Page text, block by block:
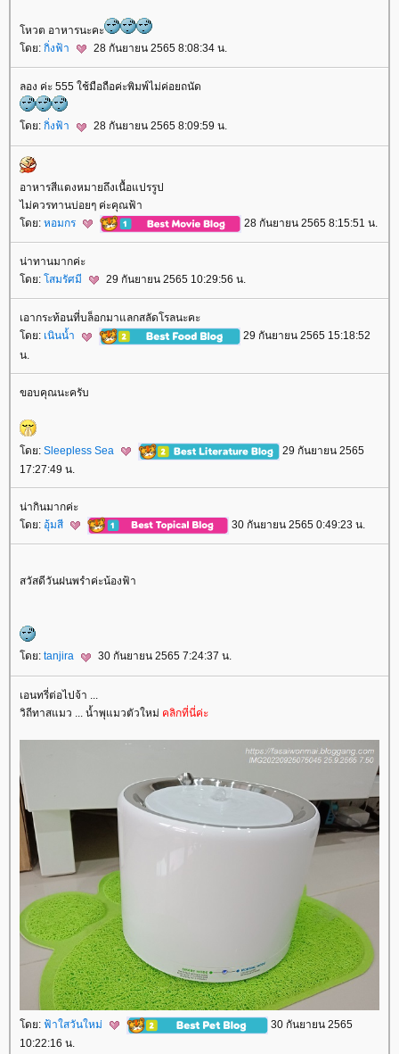
หวต อาหารนะคะ
ดย: กิ่งฟ้า 28 กันยายน 2565 8:08:34 น.
ลอง ค่ะ 555 ใช้มือถือค่ะพิมพ์ไม่ค่อยถนัด
ดย: กิ่งฟ้า 28 กันยายน 2565 8:09:59 น.
อาหารสีแดงหมายถึงเนื้อแปรรูป
ไม่ควรทานบ่อยๆ ค่ะคุณฟ้า
ดย: หอมกร 28 กันยายน 2565 8:15:51 น.
น่าทานมากค่ะ
ดย: สมรัศมี 29 กันยายน 2565 10:29:56 น.
เอากระท้อนที่บล็อกมาแลกสลัดโรลนะคะ
ดย: เนินน้ำ
29 กันยายน 2565 15:18:52
น.
ขอบคุณนะครับ
ดย: Sleepless Sea
29 กันยายน 2565
17:27:49 น.
น่ากินมากค่ะ
ดย: อุ้มสี 30 กันยายน 2565 0:49:23 น.
สวัสดีวันฝนพรำค่ะน้องฟ้า
ดย: tanjira 30 กันยายน 2565 7:24:37 น.
เอนทรี่ต่อไปจ้า ...
วิถีทาสแมว ... น้ำพุแมวตัวใหม่ คลิกที่นี่ค่ะ
ดย: ฟ้าใสวันใหม่
30 กันยายน 2565
10:22:16 น.